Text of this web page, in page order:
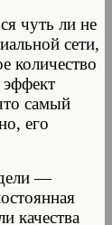
чуть ли не
сети,
количество
эффект
самый
его
—
качества